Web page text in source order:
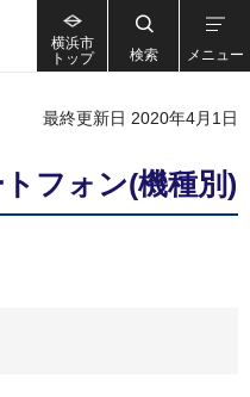
横浜市
トップ
検索 メニュー
最終更新日 2020年4月1日
フォン(機種別)